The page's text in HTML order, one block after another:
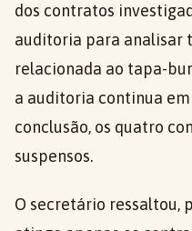
dos contratos
auditoria para analisar
relacionada ao tapa-
a auditoria continua
conclusão, os quatro
suspensos.
O secretário ressaltou,